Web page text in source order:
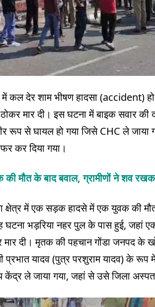
में कल देर शाम भीषण हादसा (accident)
मार दी। इस घटना में बाइक सवार की
रूप से घायल हो गया जिसे CHC ले
कर दिया गया।
की मौत के बाद बवाल, ग्रामीणों ने शव
क्षेत्र में एक सड़क हादसे में एक युवक की
घटना भड़रिया नहर पुल के पास हुई, जहां
दी। मृतक की पहचान गोंडा जनपद के
प्रभात यादव (पुत्र परशुराम यादव) के
केंद्र ले जाया गया, जहां से उसे जिला